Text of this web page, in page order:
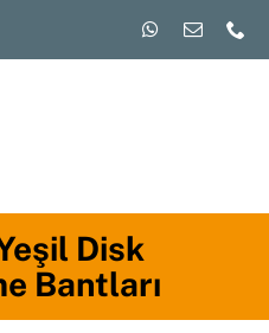
Ana Sayfa
Kurumsal
Disk
Bantları